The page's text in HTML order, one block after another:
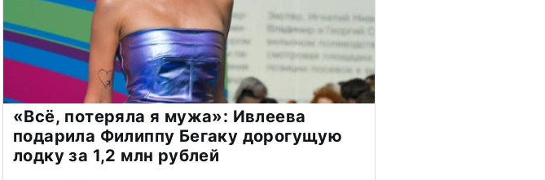
«Всё, потеряла я мужа»: Ивлеева
подарила Филиппу Бегаку дорогущую
лодку за 1,2 млн рублей